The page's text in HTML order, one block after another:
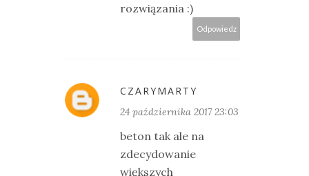
rozwiązania :)
Odpowiedz
CZARYMARTY
24 października 2017 23:03
beton tak ale na
zdecydowanie
większych